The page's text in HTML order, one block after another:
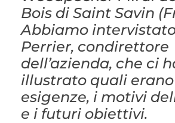
Bois di Saint Savin
Abbiamo
Perrier, condirettore
dell’azienda, che ci
illustrato quali
esigenze, i motivi
e i futuri obiettivi.